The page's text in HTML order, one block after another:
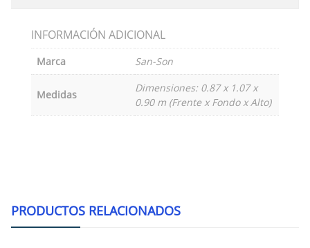
INFORMACIÓN ADICIONAL
Marca San-Son
Medidas
Dimensiones: 0.87 x 1.07 x
0.90 m (Frente x Fondo x Alto)
PRODUCTOS RELACIONADOS